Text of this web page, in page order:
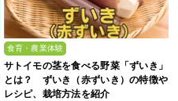
食育・農業体験
サトイモの茎を食べる野菜「ずいき」
とは？ ずいき（赤ずいき）の特徴や
レシピ、栽培方法を紹介